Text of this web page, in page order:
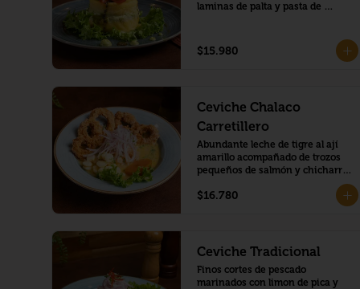
laminas de palta y pasta de
crocante, bañado en salsa de
maracuya con chía
$15.980
Ceviche Chalaco
Carretillero
Abundante leche de tigre al ají
amarillo acompañado de trozos
pequeños de salmón y chicharrón
$16.780
Ceviche Tradicional
Finos cortes de pescado
marinados con limon de pica y